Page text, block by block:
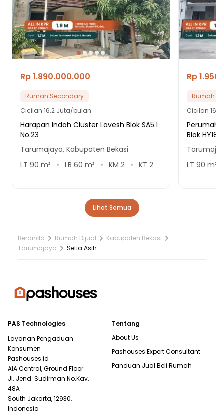
Rp 1.890.000.000
Rumah Secondary
Cicilan 16.2 Juta/bulan
Harapan Indah Cluster Lavesh Blok SA5.1
No.23
Tarumajaya, Kabupaten Bekasi
LT 90 m² LB 60 m² KM 2 KT 2
Rp
Rumah
Cicilan
Blok HY18
LT 90 m²
Lihat Semua
Beranda Rumah Dijual
Kabupaten Bekasi
Tarumajaya
Setia Asih
PAS Technologies
Layanan Pengaduan
Konsumen
Pashouses.id
AIA Central, Ground Floor
Jl. Jend. Sudirman No.Kav.
48A
South Jakarta, 12930,
Indonesia
Tentang
About Us
Pashouses Expert Consultant
Panduan Jual Beli Rumah